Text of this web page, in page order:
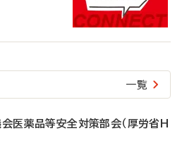
一覧
医薬品等安全対策部会（厚労省H